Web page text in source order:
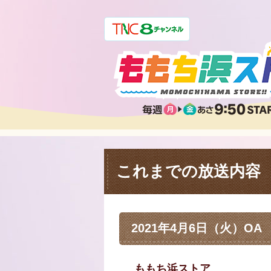
これまでの放送内容
2021年4月6日（火）OA
ももち浜ストア